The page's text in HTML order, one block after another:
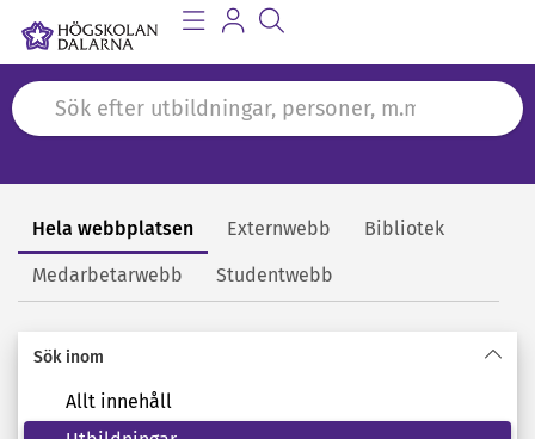
Sök
Hela webbplatsen Externwebb Bibliotek
Medarbetarwebb Studentwebb
Sök inom
Allt innehåll